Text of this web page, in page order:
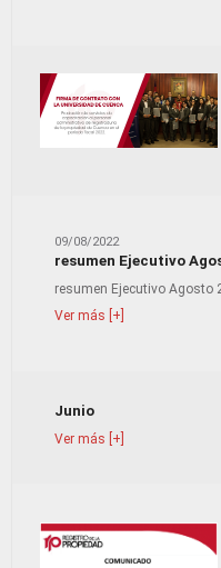
09/08/2022
resumen Ejecutivo
resumen Ejecutivo Agosto
Ver más [+]
Junio
Ver más [+]